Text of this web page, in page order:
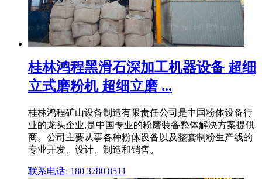
桂林鸿程黑滑石深加工机器设备 超细
立式磨粉机 超细立磨 ...
桂林鸿程矿山设备制造有限责任公司是中国粉体设备行
业的龙头企业,是中国专业的粉磨装备整体解决方案提供
商。公司主要从事各种粉体设备以及整套制粉生产线的
专业开发、设计、制造和销售。
联系电话: 180 3780 8511